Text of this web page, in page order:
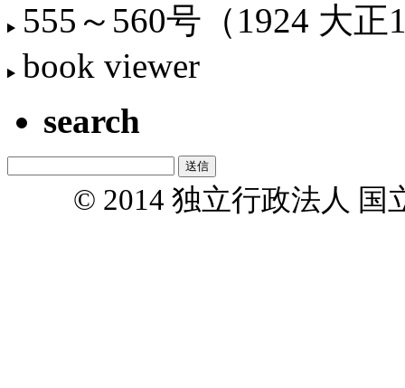
555～560号（1924 大正
book viewer
search
© 2014 独立行政法人 国